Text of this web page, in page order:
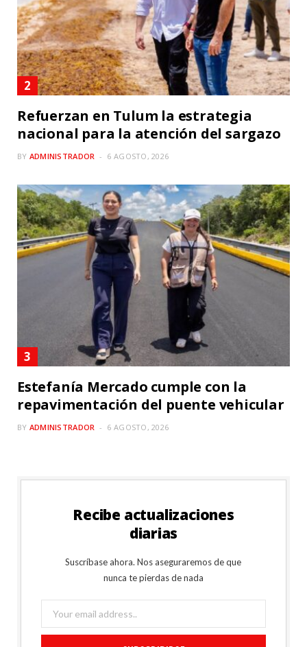
Refuerzan en Tulum la estrategia
nacional para la atención del sargazo
BY ADMINISTRADOR 6 AGOSTO, 2026
Estefanía Mercado cumple con la
repavimentación del puente vehicular
BY ADMINISTRADOR 6 AGOSTO, 2026
Recibe actualizaciones
diarias
Suscríbase ahora. Nos aseguraremos de que
nunca te pierdas de nada